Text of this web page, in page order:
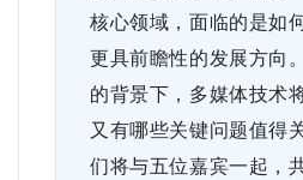
核心领域，面临的是如
更具前瞻性的发展方向
的背景下，多媒体技术
又有哪些关键问题值得
们将与五位嘉宾一起，